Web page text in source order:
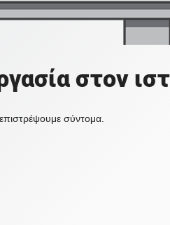
στον
σύντομα.